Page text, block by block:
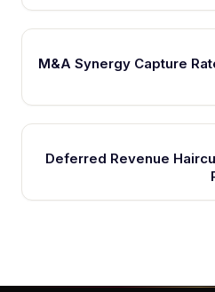
M&A Synergy
Deferred Revenue